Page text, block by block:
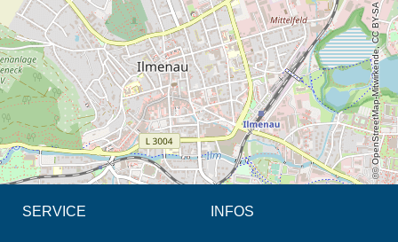
© OpenStreetMap-Mitwirkende, CC BY-SA
SERVICE INFOS